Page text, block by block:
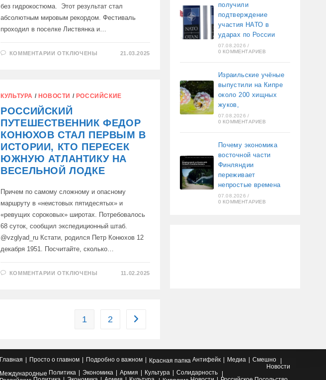
без гидрокостюма. Этот результат стал
абсолютным мировым рекордом. Фестиваль
проходил в поселке Листвянка и…
КОММЕНТАРИИ К
ПОДО
ЛЬДОМ
ОТКЛЮЧЕНЫ 21.03.2025
КУЛЬТУРА / НОВОСТИ / РОССИЙСКИЕ
РОССИЙСКИЙ
ПУТЕШЕСТВЕННИК ФЕДОР
КОНЮХОВ СТАЛ ПЕРВЫМ В
ИСТОРИИ, КТО ПЕРЕСЕК
ЮЖНУЮ АТЛАНТИКУ НА
ВЕСЕЛЬНОЙ ЛОДКЕ
Причем по самому сложному и опасному
маршруту в «неистовых пятидесятых» и
«ревущих сороковых» широтах. Потребовалось
68 суток, сообщил экспедиционный штаб.
@vzglyad_ru Кстати, родился Петр Конюхов 12
декабря 1951. Посчитайте, сколько…
КОММЕНТАРИИ К
ПЕРВЫМ
ЮЖНУЮ
АТЛАНТИКУ
НА
ВЕСЕЛЬНОЙ
ЛОДКЕ
ОТКЛЮЧЕНЫ 11.02.2025
1 2 Перейти на следующую страницу
получили
подтверждение
участия НАТО в
ударах по России
07.08.2026 /
0 КОММЕНТАРИЕВ
Израильские учёные
выпустили на Кипре
около 200 хищных
жуков,
07.08.2026 /
0 КОММЕНТАРИЕВ
Почему экономика
восточной части
Финляндии
переживает
непростые времена
07.08.2026 /
0 КОММЕНТАРИЕВ
Главная Просто о главном Подробно о важном Красная папка Антифейк Медиа
Смешно
Новости
Международные Политика Экономика Армия Культура
Солидарность